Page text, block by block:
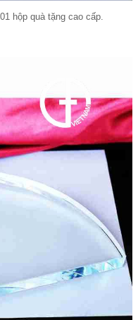
hộp quà tặng cao cấp.